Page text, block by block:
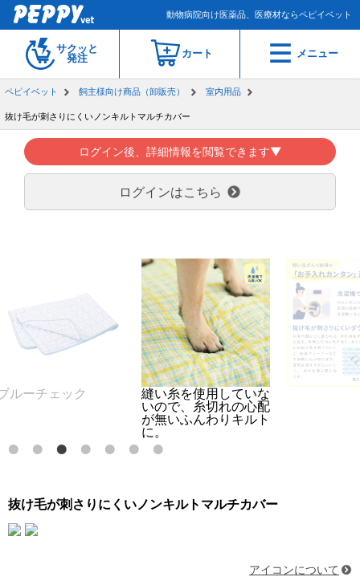
動物病院向け医薬品、医療材ならペピイベット
サクッと
発注
カート メニュー
ペピイベット 飼主様向け商品（卸販売） 室内用品
抜け毛が刺さりにくいノンキルトマルチカバー
ログイン後、詳細情報を閲覧できます▼
ログインはこちら
チェック
縫い糸を使用していな
いので、糸切れの心配
が無いふんわりキルト
抜け毛が刺さりにくいノンキルトマルチカバー
アイコンについて